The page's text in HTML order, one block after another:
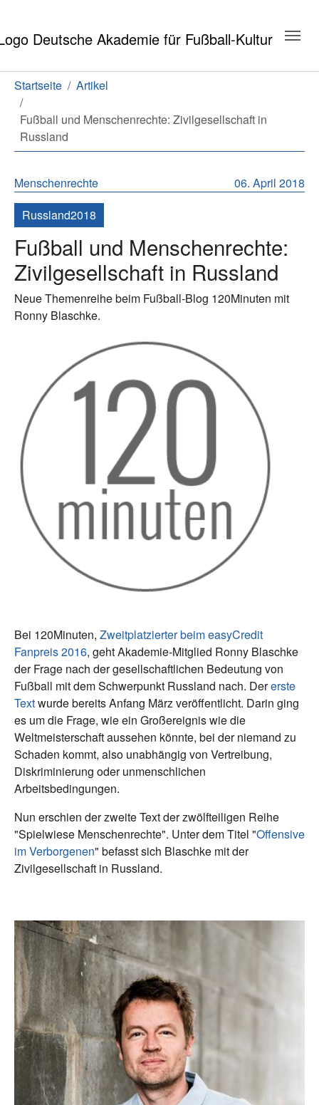
Sie sind hier:
Startseite Artikel
Fußball und Menschenrechte: Zivilgesellschaft in
Russland
06. April 2018
Menschenrechte
Russland2018
Fußball und Menschenrechte:
Zivilgesellschaft in Russland
Neue Themenreihe beim Fußball-Blog 120Minuten mit
Ronny Blaschke.
Bei 120Minuten, Zweitplatzierter beim easyCredit
Fanpreis 2016, geht Akademie-Mitglied Ronny Blaschke
der Frage nach der gesellschaftlichen Bedeutung von
Fußball mit dem Schwerpunkt Russland nach. Dererste
Textwurde bereits Anfang März veröffentlicht. Darin ging
es um die Frage, wie ein Großereignis wie die
Weltmeisterschaft aussehen könnte, bei der niemand zu
Schaden kommt, also unabhängig von Vertreibung,
Diskriminierung oder unmenschlichen
Arbeitsbedingungen.
Nun erschien der zweite Text der zwölfteiligen Reihe
"Spielwiese Menschenrechte". Unter dem Titel "Offensive
im Verborgenen" befasst sich Blaschke mit der
Zivilgesellschaft in Russland.